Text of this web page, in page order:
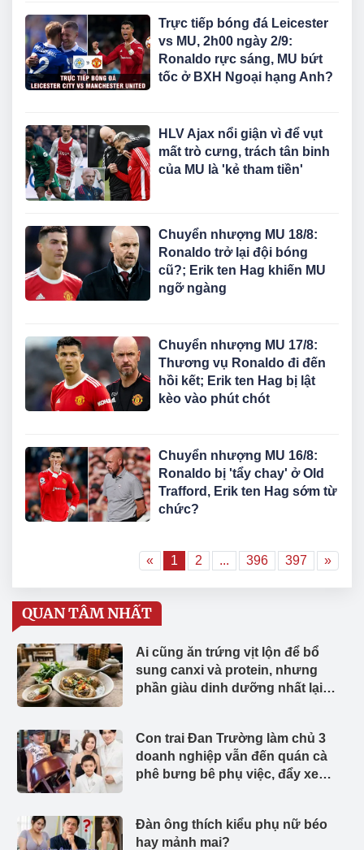
Trực tiếp bóng đá Leicester
vs MU, 2h00 ngày 2/9:
Ronaldo rực sáng, MU bứt
tốc ở BXH Ngoại hạng Anh?
HLV Ajax nổi giận vì để vụt
mất trò cưng, trách tân binh
của MU là 'kẻ tham tiền'
Chuyển nhượng MU 18/8:
Ronaldo trở lại đội bóng
cũ?; Erik ten Hag khiến MU
ngỡ ngàng
Chuyển nhượng MU 17/8:
Thương vụ Ronaldo đi đến
hồi kết; Erik ten Hag bị lật
kèo vào phút chót
Chuyển nhượng MU 16/8:
Ronaldo bị 'tẩy chay' ở Old
Trafford, Erik ten Hag sớm từ
chức?
« 1 2 ... 396 397 »
QUAN TÂM NHẤT
Ai cũng ăn trứng vịt lộn để bổ
sung canxi và protein, nhưng
phần giàu dinh dưỡng nhất lại
Con trai Đan Trường làm chủ 3
doanh nghiệp vẫn đến quán cà
phê bưng bê phụ việc, đẩy xe
Đàn ông thích kiểu phụ nữ béo
hay mảnh mai?